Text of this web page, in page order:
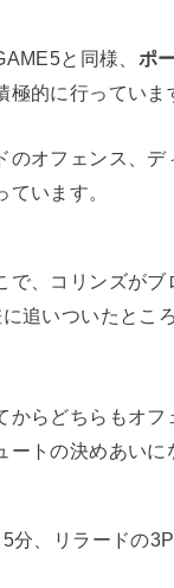
と同様、 ポ
的に行っていま
のオフェンス、
います。
で、コリンズがブ
追いついたとこ
からどちらもオ
ートの決めあいに
分、リラードの